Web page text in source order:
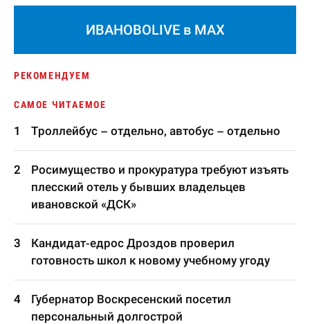
ИВАНОВОLIVE в MAX
РЕКОМЕНДУЕМ
САМОЕ ЧИТАЕМОЕ
Троллейбус – отдельно, автобус – отдельно
Росимущество и прокуратура требуют изъять
плесский отель у бывших владельцев
ивановской «ДСК»
Кандидат-едрос Дроздов проверил
готовность школ к новому учебному угоду
Губернатор Воскресенский посетил
персональный долгострой